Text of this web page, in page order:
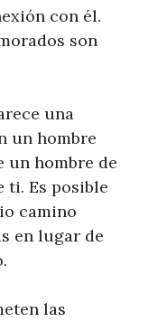
con él.
son
una
un hombre
un hombre de
ti. Es posible
camino
en lugar de
las